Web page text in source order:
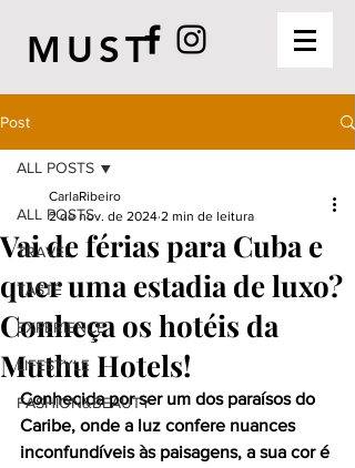
MUST
Post
ALL POSTS
TRAVEL
TASTE
EXPERIENCE
LIFESTYLE
FASHION&BEAUTY
ALL POSTS
Vai de férias para Cuba e
quer uma estadia de luxo?
Conheça os hotéis da
Muthu Hotels!
CarlaRibeiro
2 de nov. de 2024 2 min de leitura
Conhecida por ser um dos paraísos do
Caribe, onde a luz confere nuances
inconfundíveis às paisagens, a sua cor é